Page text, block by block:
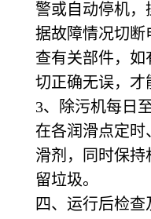
警或自动停机，
据故障情况切断
查有关部件，
切正确无误，才
3、除污机每日
在各润滑点定时
滑剂，同时保
留垃圾。
四、运行后检查